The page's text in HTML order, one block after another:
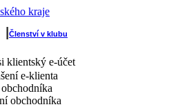
Členství v klubu
klientský e-účet
e-klienta
obchodníka